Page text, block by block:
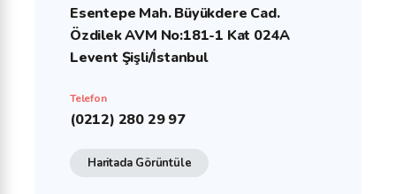
Esentepe Mah. Büyükdere Cad.
Özdilek AVM No:181-1 Kat 024A
Levent Şişli/İstanbul
Telefon
(0212) 280 29 97
Haritada Görüntüle